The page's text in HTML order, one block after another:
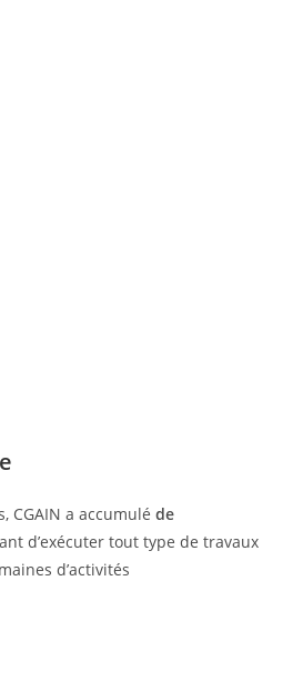
CGAIN a accumuléde
d’exécuter tout type de travaux
d’activités